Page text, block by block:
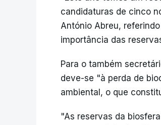
candidaturas de cinco
António Abreu,
importância das
Para o também
deve-se "à perda de
ambiental, o que
"As reservas da